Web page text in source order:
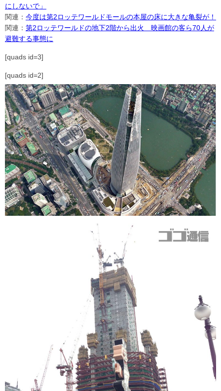
にしないで」
関連： 今度は第2ロッテワールドモールの本屋の床に大きな亀裂が！
関連： 第2ロッテワールドの地下2階から出火 映画館の客ら70人が
避難する事態に
[quads id=3]
[quads id=2]